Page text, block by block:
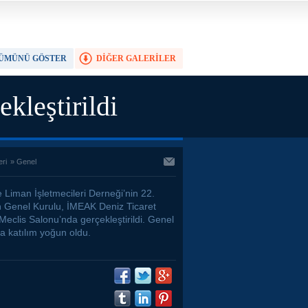
DİĞER GALERİLER
GÖSTER
» Genel
Liman İşletmecileri Derneği’nin 22.
Genel Kurulu, İMEAK Deniz Ticaret
Salonu’nda gerçekleştirildi. Genel
katılım yoğun oldu.